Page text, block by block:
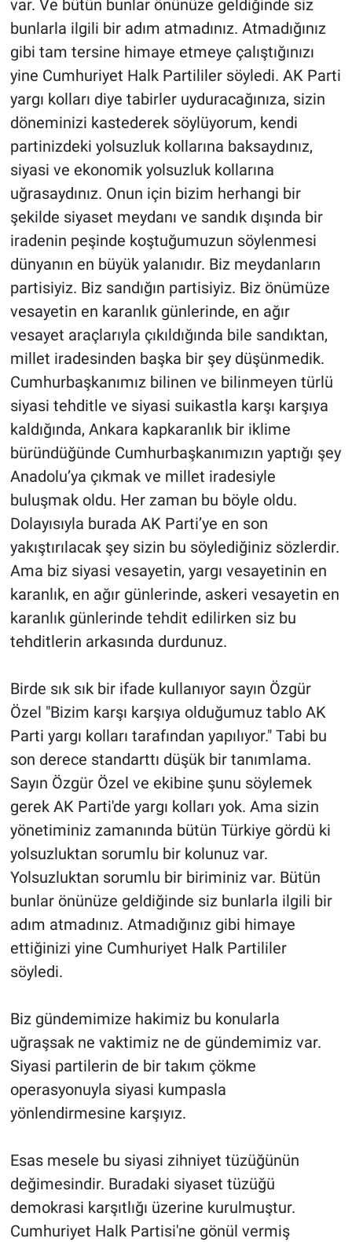
var. Ve bütün bunlar önünüze geldiğinde siz
bunlarla ilgili bir adım atmadınız. Atmadığınız
gibi tam tersine himaye etmeye çalıştığınızı
yine Cumhuriyet Halk Partililer söyledi. AK Parti
yargı kolları diye tabirler uyduracağınıza, sizin
döneminizi kastederek söylüyorum, kendi
partinizdeki yolsuzluk kollarına baksaydınız,
siyasi ve ekonomik yolsuzluk kollarına
uğrasaydınız. Onun için bizim herhangi bir
şekilde siyaset meydanı ve sandık dışında bir
iradenin peşinde koştuğumuzun söylenmesi
dünyanın en büyük yalanıdır. Biz meydanların
partisiyiz. Biz sandığın partisiyiz. Biz önümüze
vesayetin en karanlık günlerinde, en ağır
vesayet araçlarıyla çıkıldığında bile sandıktan,
millet iradesinden başka bir şey düşünmedik.
Cumhurbaşkanımız bilinen ve bilinmeyen türlü
siyasi tehditle ve siyasi suikastla karşı karşıya
kaldığında, Ankara kapkaranlık bir iklime
büründüğünde Cumhurbaşkanımızın yaptığı şey
Anadolu’ya çıkmak ve millet iradesiyle
buluşmak oldu. Her zaman bu böyle oldu.
Dolayısıyla burada AK Parti’ye en son
yakıştırılacak şey sizin bu söylediğiniz sözlerdir.
Ama biz siyasi vesayetin, yargı vesayetinin en
karanlık, en ağır günlerinde, askeri vesayetin en
karanlık günlerinde tehdit edilirken siz bu
tehditlerin arkasında durdunuz.
Birde sık sık bir ifade kullanıyor sayın Özgür
Özel "Bizim karşı karşıya olduğumuz tablo AK
Parti yargı kolları tarafından yapılıyor." Tabi bu
son derece standarttı düşük bir tanımlama.
Sayın Özgür Özel ve ekibine şunu söylemek
gerek AK Parti'de yargı kolları yok. Ama sizin
yönetiminiz zamanında bütün Türkiye gördü ki
yolsuzluktan sorumlu bir kolunuz var.
Yolsuzluktan sorumlu bir biriminiz var. Bütün
bunlar önünüze geldiğinde siz bunlarla ilgili bir
adım atmadınız. Atmadığınız gibi himaye
ettiğinizi yine Cumhuriyet Halk Partililer
söyledi.
Biz gündemimize hakimiz bu konularla
uğraşsak ne vaktimiz ne de gündemimiz var.
Siyasi partilerin de bir takım çökme
operasyonuyla siyasi kumpasla
yönlendirmesine karşıyız.
Esas mesele bu siyasi zihniyet tüzüğünün
değimesindir. Buradaki siyaset tüzüğü
demokrasi karşıtlığı üzerine kurulmuştur.
Cumhuriyet Halk Partisi'ne gönül vermiş